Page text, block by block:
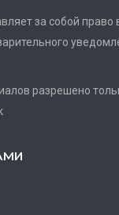
за собой право
разрешено